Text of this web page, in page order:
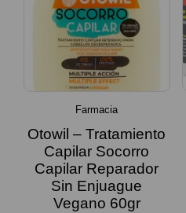
Farmacia
Otowil – Tratamiento
Capilar Socorro
Capilar Reparador
Sin Enjuague
Vegano 60gr